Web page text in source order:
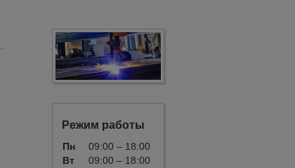
Режим работы
Пн
09:00 – 18:00
Вт
09:00 – 18:00